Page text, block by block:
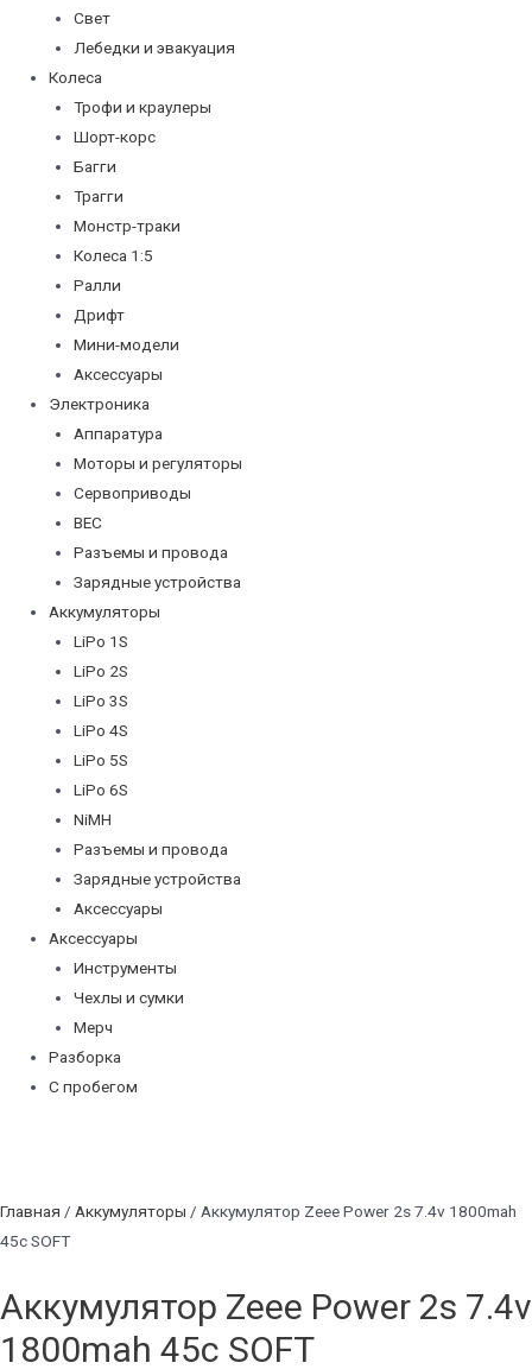
Свет
Лебедки и эвакуация
Колеса
Трофи и краулеры
Шорт-корс
Багги
Трагги
Монстр-траки
Колеса 1:5
Ралли
Дрифт
Мини-модели
Аксессуары
Электроника
Аппаратура
Моторы и регуляторы
Сервоприводы
BEC
Разъемы и провода
Зарядные устройства
Аккумуляторы
LiPo 1S
LiPo 2S
LiPo 3S
LiPo 4S
LiPo 5S
LiPo 6S
NiMH
Разъемы и провода
Зарядные устройства
Аксессуары
Аксессуары
Инструменты
Чехлы и сумки
Мерч
Разборка
С пробегом
Главная / Аккумуляторы / Аккумулятор Zeee Power 2s 7.4v 1800mah
45c SOFT
Аккумулятор Zeee Power 2s 7.4v
1800mah 45c SOFT